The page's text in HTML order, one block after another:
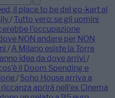
il place to be del go-kart al
/ Tutto vero: se gli uomini
l’occupazione
NON andare per NON
/ A Milano esiste la Torre
idea da dove arrivi /
il Doom Spending e
/ Soho House arriva a
aprirà nell’ex Cinema